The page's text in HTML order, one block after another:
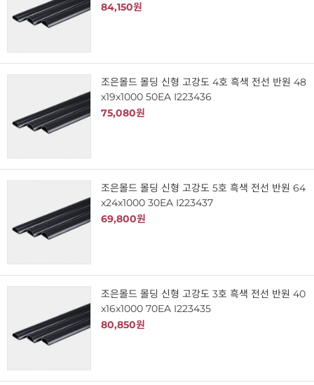
84,150원
조은몰드 몰딩 신형 고강도 4호 흑색 전선 반원 48
x19x1000 50EA I223436
75,080원
조은몰드 몰딩 신형 고강도 5호 흑색 전선 반원 64
x24x1000 30EA I223437
69,800원
조은몰드 몰딩 신형 고강도 3호 흑색 전선 반원 40
x16x1000 70EA I223435
80,850원